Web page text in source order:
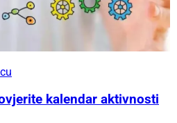
kalendar aktivnosti